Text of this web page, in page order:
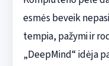
esmės beveik
tempia, pažymi ir
„DeepMind“ idėja